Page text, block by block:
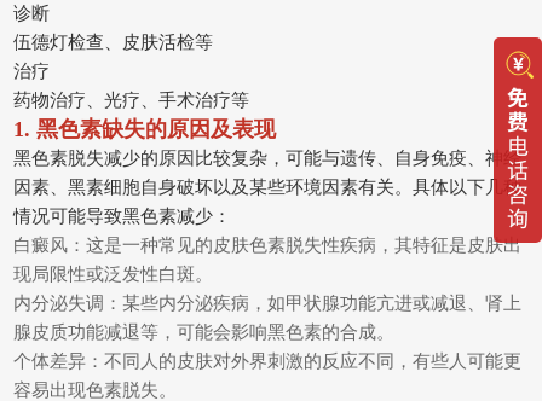
诊断
伍德灯检查、皮肤活检等
治疗
药物治疗、光疗、手术治疗等
1. 黑色素缺失的原因及表现
黑色素脱失减少的原因比较复杂，可能与遗传、自身免疫、神经
因素、黑素细胞自身破坏以及某些环境因素有关。具体以下几种
情况可能导致黑色素减少：
白癜风：这是一种常见的皮肤色素脱失性疾病，其特征是皮肤出
现局限性或泛发性白斑。
内分泌失调：某些内分泌疾病，如甲状腺功能亢进或减退、肾上
腺皮质功能减退等，可能会影响黑色素的合成。
个体差异：不同人的皮肤对外界刺激的反应不同，有些人可能更
容易出现色素脱失。